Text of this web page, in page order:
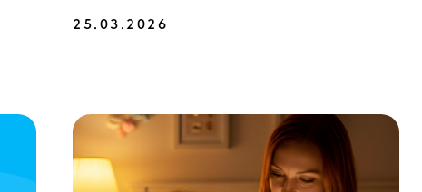
25.03.2026